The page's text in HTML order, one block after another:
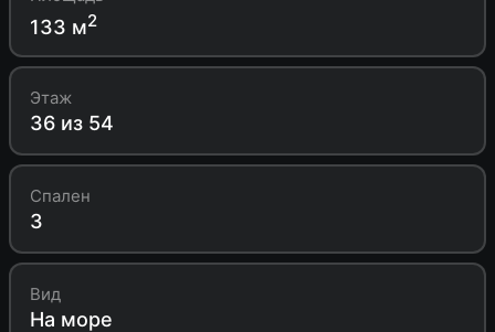
133 м2
Этаж
36 из 54
Спален
3
Вид
На море